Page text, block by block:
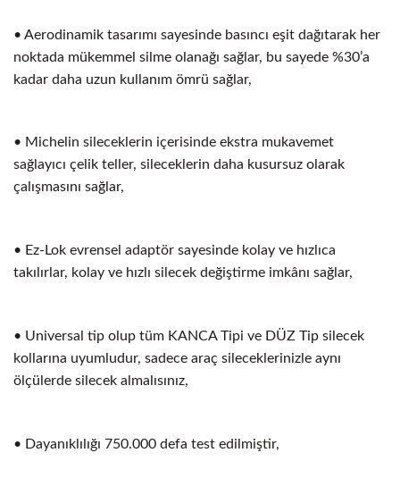
• Aerodinamik tasarımı sayesinde basıncı eşit dağıtarak her
noktada mükemmel silme olanağı sağlar, bu sayede %30’a
kadar daha uzun kullanım ömrü sağlar,
• Michelin sileceklerin içerisinde ekstra mukavemet
sağlayıcı çelik teller, sileceklerin daha kusursuz olarak
çalışmasını sağlar,
• Ez-Lok evrensel adaptör sayesinde kolay ve hızlıca
takılırlar, kolay ve hızlı silecek değiştirme imkânı sağlar,
• Universal tip olup tüm KANCA Tipi ve DÜZ Tip silecek
kollarına uyumludur, sadece araç sileceklerinizle aynı
ölçülerde silecek almalısınız,
• Dayanıklılığı 750.000 defa test edilmiştir,